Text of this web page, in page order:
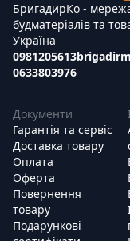
БригадирКо -
будматеріалів та
Україна
0981205613
0633803976
Документи
Гарантія та сервіс
Доставка товару
Оплата
Оферта
Повернення
товару
Подарункові